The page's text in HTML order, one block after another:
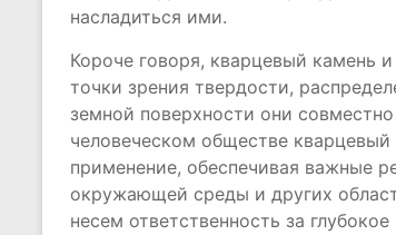
насладиться ими.
Короче говоря, кварцевый камень
точки зрения твердости,
земной поверхности они
человеческом обществе
применение, обеспечивая важные
окружающей среды и других
несем ответственность за